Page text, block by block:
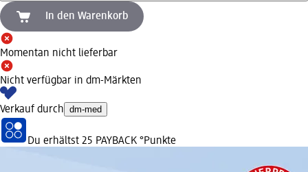
In den Warenkorb
Momentan nicht lieferbar
Nicht verfügbar in dm-Märkten
Verkauf durch dm-med
Du erhältst 25 PAYBACK °Punkte